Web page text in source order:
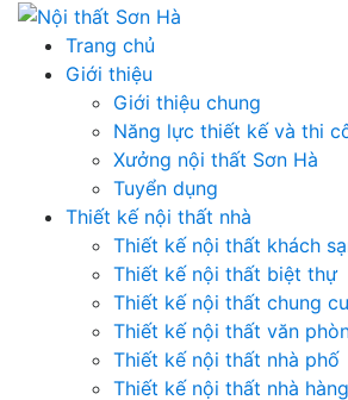
Skip
content
Trang chủ
Giới thiệu
Giới thiệu chung
Năng lực thiết kế và thi
Xưởng nội thất Sơn Hà
Tuyển dụng
Thiết kế nội thất nhà
Thiết kế nội thất khách
Thiết kế nội thất biệt thự
Thiết kế nội thất chung
Thiết kế nội thất văn
Thiết kế nội thất nhà phố
Thiết kế nội thất nhà hàng